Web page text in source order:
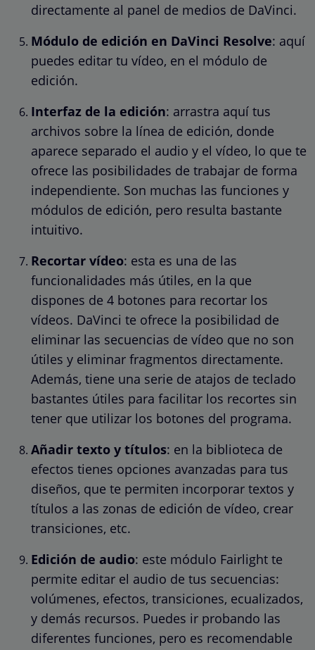
directamente al panel de medios de DaVinci.
Módulo de edición en DaVinci Resolve: aquí
puedes editar tu vídeo, en el módulo de
edición.
Interfaz de la edición: arrastra aquí tus
archivos sobre la línea de edición, donde
aparece separado el audio y el vídeo, lo que te
ofrece las posibilidades de trabajar de forma
independiente. Son muchas las funciones y
módulos de edición, pero resulta bastante
intuitivo.
Recortar vídeo: esta es una de las
funcionalidades más útiles, en la que
dispones de 4 botones para recortar los
vídeos. DaVinci te ofrece la posibilidad de
eliminar las secuencias de vídeo que no son
útiles y eliminar fragmentos directamente.
Además, tiene una serie de atajos de teclado
bastantes útiles para facilitar los recortes sin
tener que utilizar los botones del programa.
Añadir texto y títulos: en la biblioteca de
efectos tienes opciones avanzadas para tus
diseños, que te permiten incorporar textos y
títulos a las zonas de edición de vídeo, crear
transiciones, etc.
Edición de audio: este módulo Fairlight te
permite editar el audio de tus secuencias:
volúmenes, efectos, transiciones, ecualizados,
y demás recursos. Puedes ir probando las
diferentes funciones, pero es recomendable